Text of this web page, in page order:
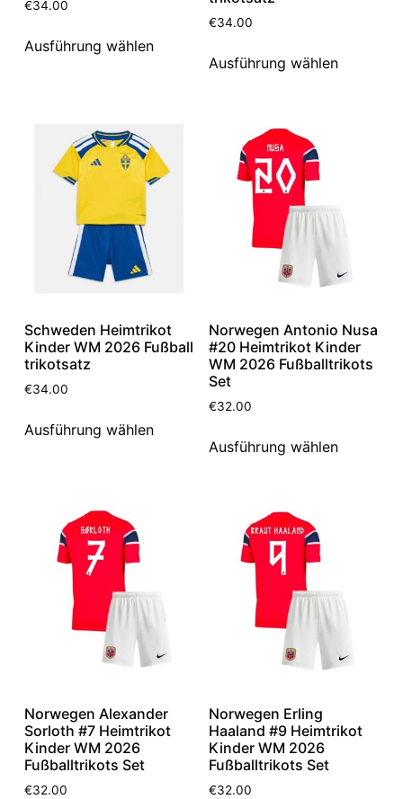
€34.00
Ausführung wählen
€34.00
Ausführung wählen
Schweden Heimtrikot
Kinder WM 2026 Fußball
trikotsatz
€34.00
Ausführung wählen
Norwegen Antonio Nusa
#20 Heimtrikot Kinder
WM 2026 Fußballtrikots
Set
€32.00
Ausführung wählen
Norwegen Alexander
Sorloth #7 Heimtrikot
Kinder WM 2026
Fußballtrikots Set
€32.00
Norwegen Erling
Haaland #9 Heimtrikot
Kinder WM 2026
Fußballtrikots Set
€32.00